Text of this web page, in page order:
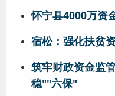
怀宁县4000万资
宿松：强化扶贫
筑牢财政资金监
稳""六保"